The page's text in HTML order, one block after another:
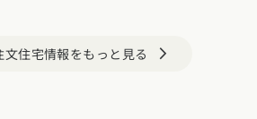
文住宅情報をもっと見る arrow_forward_ios